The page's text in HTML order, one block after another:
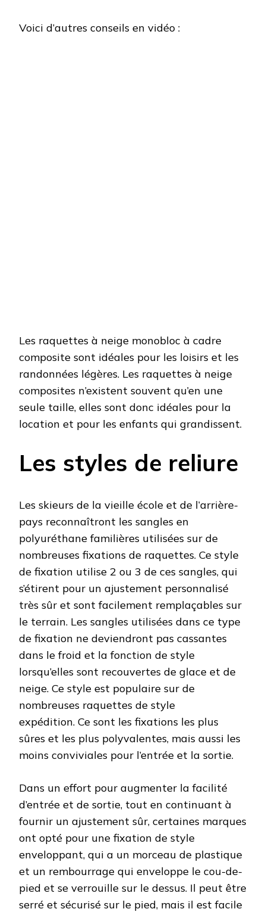
Voici d’autres conseils en vidéo :
Les raquettes à neige monobloc à cadre
composite sont idéales pour les loisirs et les
randonnées légères. Les raquettes à neige
composites n’existent souvent qu’en une
seule taille, elles sont donc idéales pour la
location et pour les enfants qui grandissent.
Les styles de reliure
Les skieurs de la vieille école et de l’arrière-
pays reconnaîtront les sangles en
polyuréthane familières utilisées sur de
nombreuses fixations de raquettes. Ce style
de fixation utilise 2 ou 3 de ces sangles, qui
s’étirent pour un ajustement personnalisé
très sûr et sont facilement remplaçables sur
le terrain. Les sangles utilisées dans ce type
de fixation ne deviendront pas cassantes
dans le froid et la fonction de style
lorsqu’elles sont recouvertes de glace et de
neige. Ce style est populaire sur de
nombreuses raquettes de style
expédition. Ce sont les fixations les plus
sûres et les plus polyvalentes, mais aussi les
moins conviviales pour l’entrée et la sortie.
Dans un effort pour augmenter la facilité
d’entrée et de sortie, tout en continuant à
fournir un ajustement sûr, certaines marques
ont opté pour une fixation de style
enveloppant, qui a un morceau de plastique
et un rembourrage qui enveloppe le cou-de-
pied et se verrouille sur le dessus. Il peut être
serré et sécurisé sur le pied, mais il est facile